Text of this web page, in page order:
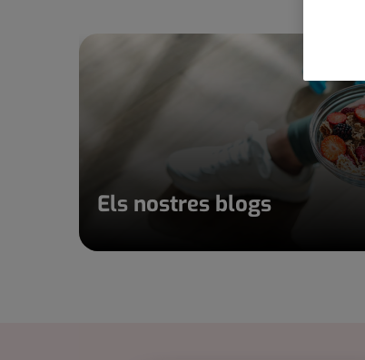
Els nostres blogs